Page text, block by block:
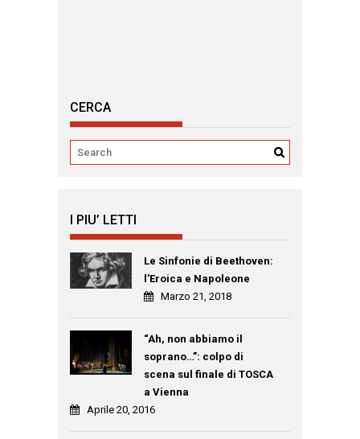
CERCA
I PIU’ LETTI
Le Sinfonie di Beethoven:
l’Eroica e Napoleone
Marzo 21, 2018
“Ah, non abbiamo il
soprano…”: colpo di
scena sul finale di TOSCA
a Vienna
Aprile 20, 2016